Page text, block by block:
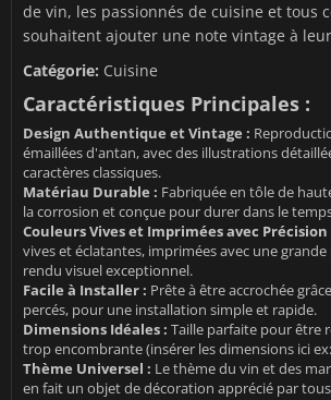
de vin, les passionnés de cuisine et tous
souhaitent ajouter une note vintage à
Catégorie: Cuisine
Caractéristiques Principales :
Design Authentique et Vintage :
émaillées d'antan, avec des illustrations
caractères classiques.
Matériau Durable : Fabriquée en tôle de
la corrosion et conçue pour durer dans le
Couleurs Vives et Imprimées avec Précision
vives et éclatantes, imprimées avec une
rendu visuel exceptionnel.
Facile à Installer : Prête à être accrochée
percés, pour une installation simple et rapide.
Dimensions Idéales : Taille parfaite pour être
trop encombrante (insérer les dimensions ici
Thème Universel : Le thème du vin et des
en fait un objet de décoration apprécié par